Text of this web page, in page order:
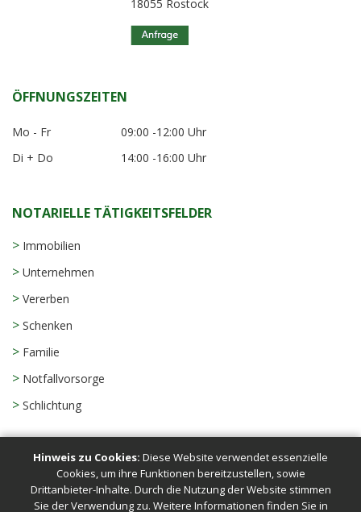
18055 Rostock
ÖFFNUNGSZEITEN
Mo - Fr
09:00 -12:00 Uhr
Di + Do
14:00 -16:00 Uhr
NOTARIELLE TÄTIGKEITSFELDER
> Immobilien
> Unternehmen
> Vererben
> Schenken
> Familie
> Notfallvorsorge
> Schlichtung
Startseite|Impressum|Kontakt|Datenschutzerklärung|
Seite weiterempfehlen
Hinweis zu Cookies: Diese Website verwendet essenzielle
Cookies, um ihre Funktionen bereitzustellen, sowie
Drittanbieter-Inhalte. Durch die Nutzung der Website stimmen
Sie der Verwendung zu. Weitere Informationen finden Sie in